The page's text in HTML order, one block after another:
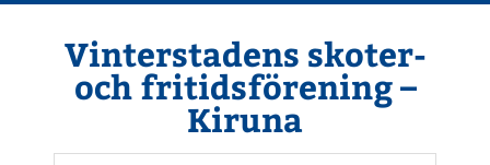
Hoppa
Vinterstadens skoter-
och fritidsförening –
Kiruna
Din ljuslykta i vintermörkret